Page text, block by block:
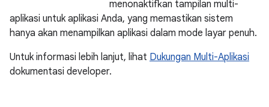
menonaktifkan tampilan multi-
aplikasi untuk aplikasi Anda, yang memastikan sistem
hanya akan menampilkan aplikasi dalam mode layar penuh.
Untuk informasi lebih lanjut, lihat Dukungan Multi-Aplikasi
dokumentasi developer.